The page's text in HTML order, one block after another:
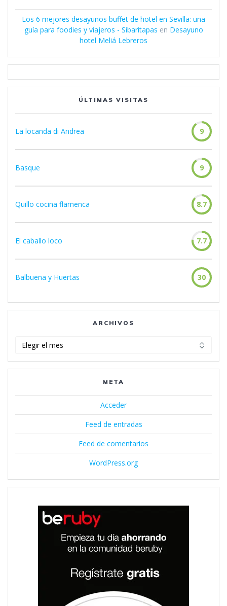
Los 6 mejores desayunos buffet de hotel en Sevilla: una
guía para foodies y viajeros - Sibaritapas en Desayuno
hotel Meliá Lebreros
ÚLTIMAS VISITAS
La locanda di Andrea 9
Basque 9
Quillo cocina flamenca 8.7
El caballo loco 7.7
Balbuena y Huertas 30
ARCHIVOS
META
Acceder
Feed de entradas
Feed de comentarios
WordPress.org